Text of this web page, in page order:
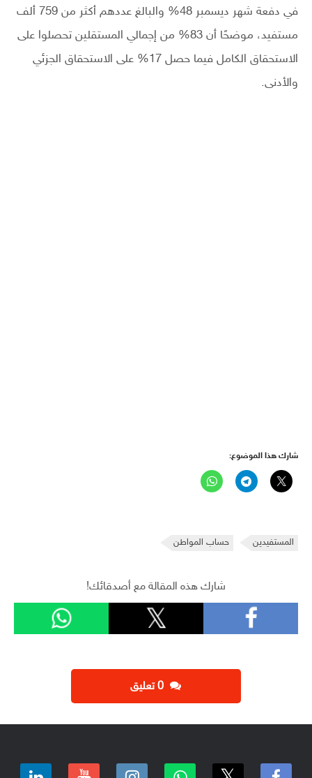
في دفعة شهر ديسمبر 48% والبالغ عددهم أكثر من 759 ألف
مستفيد، موضحًا أن 83% من إجمالي المستقلين تحصلوا على
الاستحقاق الكامل فيما حصل 17% على الاستحقاق الجزئي
والأدنى.
شارك هذا الموضوع:
المستفيدين حساب المواطن
شارك هذه المقالة مع أصدقائك!